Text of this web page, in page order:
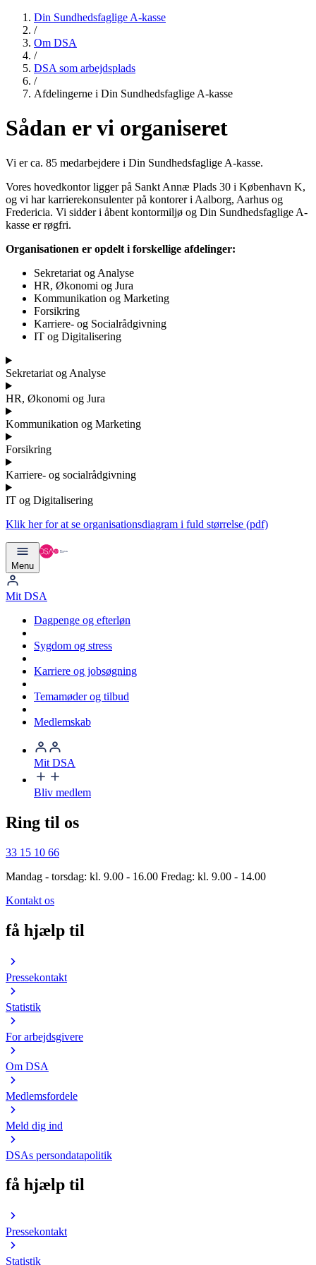
Din Sundhedsfaglige A-kasse
/
Om DSA
/
DSA som arbejdsplads
/
Afdelingerne i Din Sundhedsfaglige A-kasse
Sådan er vi organiseret
Vi er ca. 85 medarbejdere i Din Sundhedsfaglige A-kasse.
Vores hovedkontor ligger på Sankt Annæ Plads 30 i København K,
og vi har karrierekonsulenter på kontorer i Aalborg, Aarhus og
Fredericia. Vi sidder i åbent kontormiljø og Din Sundhedsfaglige A-
kasse er røgfri.
Organisationen er opdelt i forskellige afdelinger:
Sekretariat og Analyse
HR, Økonomi og Jura
Kommunikation og Marketing
Forsikring
Karriere- og Socialrådgivning
IT og Digitalisering
Sekretariat og Analyse
HR, Økonomi og Jura
Kommunikation og Marketing
Forsikring
Karriere- og socialrådgivning
IT og Digitalisering
Klik her for at se organisationsdiagram i fuld størrelse (pdf)
Menu
Mit DSA
Dagpenge og efterløn
Sygdom og stress
Karriere og jobsøgning
Temamøder og tilbud
Medlemskab
Mit DSA
Bliv medlem
Ring til os
33 15 10 66
Mandag - torsdag: kl. 9.00 - 16.00 Fredag: kl. 9.00 - 14.00
Kontakt os
få hjælp til
Pressekontakt
Statistik
For arbejdsgivere
Om DSA
Medlemsfordele
Meld dig ind
DSAs persondatapolitik
få hjælp til
Pressekontakt
Statistik